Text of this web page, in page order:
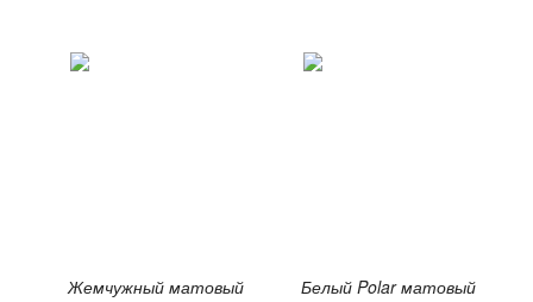
Жемчужный матовый Белый Polar матовый